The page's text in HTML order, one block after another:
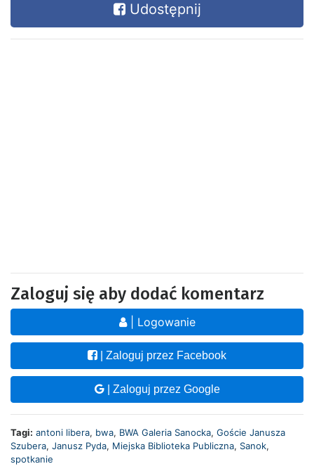
Udostępnij
Zaloguj się aby dodać komentarz
| Logowanie
| Zaloguj przez Facebook
| Zaloguj przez Google
Tagi: antoni libera, bwa, BWA Galeria Sanocka, Goście Janusza
Szubera, Janusz Pyda, Miejska Biblioteka Publiczna, Sanok,
spotkanie